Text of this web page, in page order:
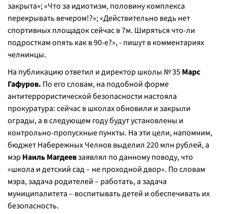
закрыта»; «Что за идиотизм, половину комплекса
перекрывать вечером!?»; «Действительно ведь нет
спортивных площадок сейчас в 7м. Ширяться что-ли
подросткам опять как в 90-е?», - пишут в комментариях
челнинцы.
На публикацию ответил и директор школы № 35Марс
Гафуров. По его словам, на подобной форме
антитеррористической безопасности настояла
прокуратура: сейчас в школах обновили и закрыли
ограды, а в следующем году будут установлены и
контрольно-пропускные пункты. На эти цели, напомним,
бюджет Набережных Челнов выделил 220 млн рублей, а
мэр Наиль Магдеевзаявлял по данному поводу, что
«школа и детский сад – не проходной двор». По словам
мэра, задача родителей – работать, а задача
муниципалитета – воспитывать детей и обеспечивать их
безопасность.